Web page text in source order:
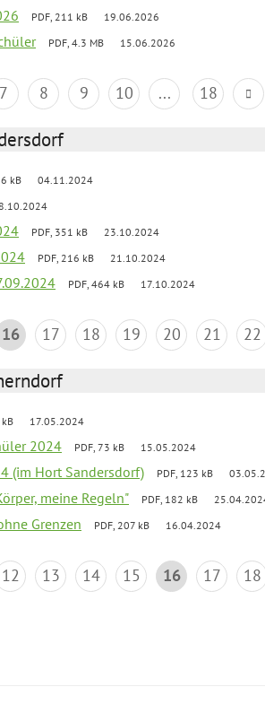
PDF, 211 kB 19.06.2026
PDF, 4.3 MB 15.06.2026
7 8 9 10 ... 18
kB 04.11.2024
PDF, 351 kB 23.10.2024
PDF, 216 kB 21.10.2024
PDF, 464 kB 17.10.2024
16 17 18 19 20 21 22
kB 17.05.2024
2024 PDF, 73 kB 15.05.2024
(im Hort Sandersdorf) PDF, 123 kB
meine Regeln" PDF, 182 kB
Grenzen PDF, 207 kB 16.04.2024
12 13 14 15 16 17 18